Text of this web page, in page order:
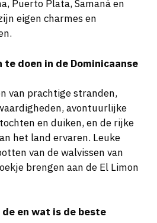
eigen charmes en
van prachtige stranden,
avontuurlijke
en duiken, en de rijke
het land ervaren. Leuke
van de walvissen van
brengen aan de El Limon